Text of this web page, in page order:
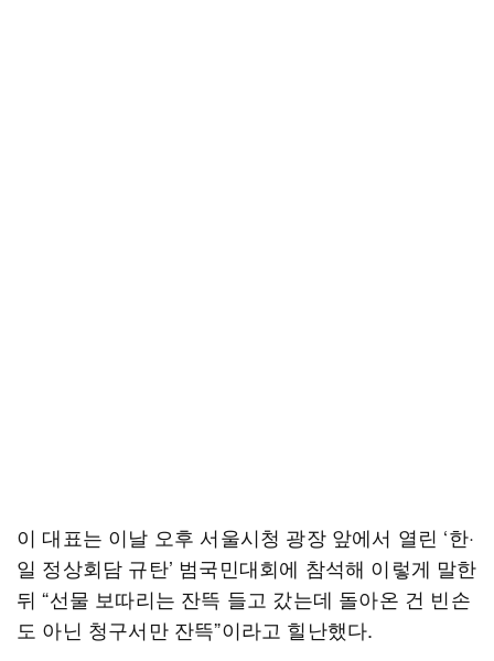
이 대표는 이날 오후 서울시청 광장 앞에서 열린 ‘한·
일 정상회담 규탄’ 범국민대회에 참석해 이렇게 말한
뒤 “선물 보따리는 잔뜩 들고 갔는데 돌아온 건 빈손
도 아닌 청구서만 잔뜩”이라고 힐난했다.